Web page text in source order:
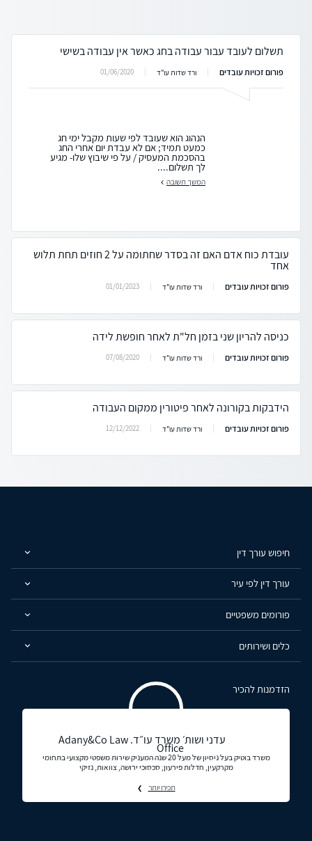
תשלום לעובד עבור עבודה בחג כאשר אין עבודה בשישי
פורום זכויות עובדים ורד שדות עו"ד 01/06/2020
הנהוג הוא שעובד לפי שעות מקבל ימי חג
כמעט תמיד; אם לא עבדת יום אחרי החג
בהסכמת המעסיק / על פי שיבוץ שלו- מגיע
לך תשלום....
המשך תשובה
עובדת כוח אדם האם זה בסדר שחתומה על 2 חוזים תחת תלוש
אחד
פורום זכויות עובדים ורד שדות עו"ד 01/01/2023
כניסה להריון שני בזמן חל"ת לאחר חופשת לידה
פורום זכויות עובדים ורד שדות עו"ד 07/08/2020
הידבקות בקורונה לאחר פיטורין ממקום העבודה
פורום זכויות עובדים ורד שדות עו"ד 12/12/2022
חיפוש עורך דין
עורך דין לפי עיר
פורומים משפטיים
כלים ושירותים
הזדמנות להכיר
עדני ושות׳ משרד עו״ד. Adany&Co Law
Office
משרד בוטיק בעל ניסיון של מעל 20 שנה המעניק שירות משפטי מקצועי בתחומי
מקרקעין, חדלות פירעון, סכסוכי ירושה, צוואות, נזיקי
תכירו יותר